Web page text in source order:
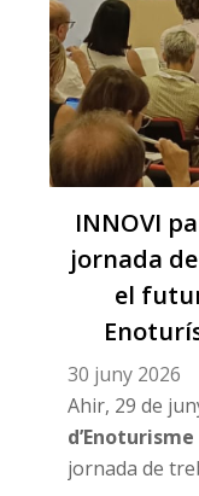
INNOVI
jornada
el
30 juny 2026
Ahir, 29 de
jornada de